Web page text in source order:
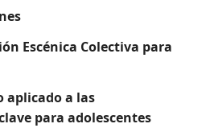
Escénica Colectiva para
aplicado a las
para adolescentes